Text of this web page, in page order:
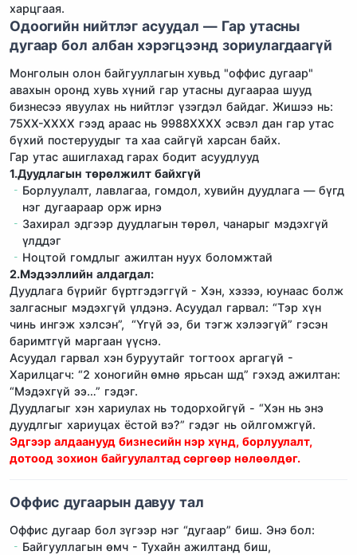
харцгаая.
Одоогийн нийтлэг асуудал — Гар утасны
дугаар бол албан хэрэгцээнд зориулагдаагүй
Монголын олон байгууллагын хувьд "оффис дугаар"
авахын оронд хувь хүний гар утасны дугаараа шууд
бизнесээ явуулах нь нийтлэг үзэгдэл байдаг. Жишээ нь:
75XX-XXXX гээд араас нь 9988XXXX эсвэл дан гар утас
бүхий постеруудыг та хаа сайгүй харсан байх.
Гар утас ашиглахад гарах бодит асуудлууд
1.Дуудлагын төрөлжилт байхгүй
Борлуулалт, лавлагаа, гомдол, хувийн дуудлага — бүгд
нэг дугаараар орж ирнэ
Захирал эдгээр дуудлагын төрөл, чанарыг мэдэхгүй
үлддэг
Ноцтой гомдлыг ажилтан нуух боломжтай
2.Мэдээллийн алдагдал:
Дуудлага бүрийг бүртгэдэггүй - Хэн, хэзээ, юунаас болж
залгасныг мэдэхгүй үлдэнэ. Асуудал гарвал: “Тэр хүн
чинь ингэж хэлсэн”, “Үгүй ээ, би тэгж хэлээгүй” гэсэн
баримтгүй маргаан үүснэ.
Асуудал гарвал хэн буруутайг тогтоох аргагүй -
Харилцагч: “2 хоногийн өмнө ярьсан шд” гэхэд ажилтан:
“Мэдэхгүй ээ…” гэдэг.
Дуудлагыг хэн хариулах нь тодорхойгүй - “Хэн нь энэ
дуудлгыг хариуцах ёстой вэ?” гэдэг нь ойлгомжгүй.
Эдгээр алдаанууд бизнесийн нэр хүнд, борлуулалт,
дотоод зохион байгуулалтад сөргөөр нөлөөлдөг.
Оффис дугаарын давуу тал
Оффис дугаар бол зүгээр нэг “дугаар” биш. Энэ бол:
Байгууллагын өмч - Тухайн ажилтанд биш,